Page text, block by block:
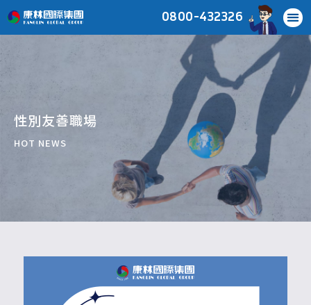
0800-432326
性別友善職場
HOT NEWS